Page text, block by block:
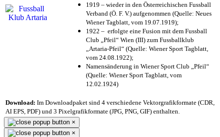
1919 – wieder in den Österreichischen Fussball
Verband (Ö. F. V.) aufgenommen (Quelle: Neues
Wiener Tagblatt, vom 19.07.1919);
1922 – erfolgte eine Fusion mit dem Fussball
Club „Pfeil“ Wien (III) zum Fussballklub
„Artaria-Pfeil“ (Quelle: Wiener Sport Tagblatt,
vom 24.08.1922);
Namensänderung in Wiener Sport Club „Pfeil“
(Quelle: Wiener Sport Tagblatt, vom
12.02.1924)
Download: Im Downloadpaket sind 4 verschiedene Vektorgrafikformate (CDR,
AI EPS, PDF) und 3 Pixelgrafikformate (JPG, PNG, GIF) enthalten.
×
×